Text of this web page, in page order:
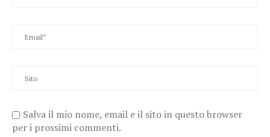
Salva il mio nome, email e il sito in questo browser
per i prossimi commenti.